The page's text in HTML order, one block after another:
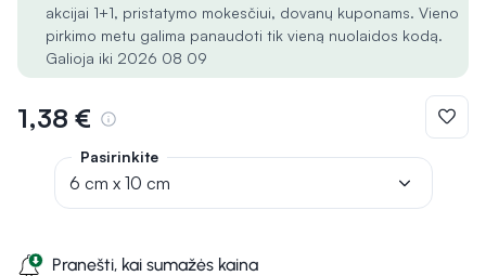
akcijai 1+1, pristatymo mokesčiui, dovanų kuponams. Vieno
pirkimo metu galima panaudoti tik vieną nuolaidos kodą.
Galioja iki 2026 08 09
1,38 €
Pranešti, kai sumažės kaina
Pasirinkite
6 cm x 10 cm